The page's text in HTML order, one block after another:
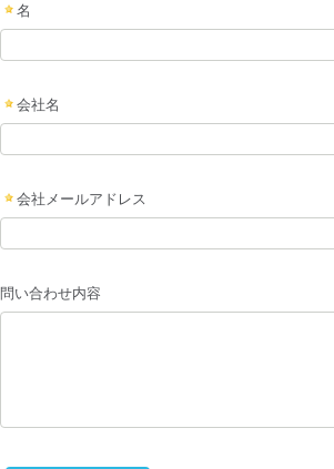
名
会社名
会社メールアドレス
問い合わせ内容